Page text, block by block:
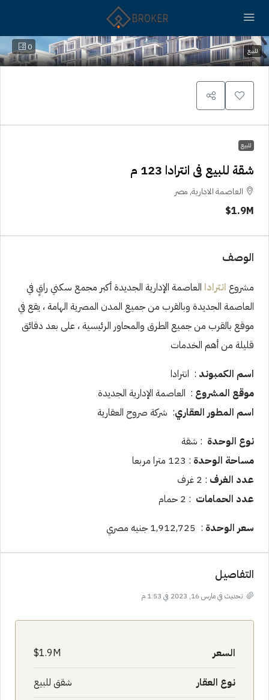
0 للبيع
للبيع
شقة للبيع فى انترادا 123 م
العاصمة الادارية, مصر
1.9M$
الوصف
مشروع انترادا العاصمة الإدارية الجديدة أكبر مجمع سكني راقٍ في
العاصمة الجديدة وبالقرب من جميع المدن المصرية الهامة ، يقع في
موقع بالقرب من جميع الطرق والمحاور الرئيسية ، على بعد دقائق
قليلة من أهم الخدمات
اسم الكمبوند : انترادا
موقع المشروع : العاصمة الإدارية الجديدة
اسم المطور العقاري: شركة صروح العقارية
نوع الوحدة : شقة
مساحة الوحدة : 123 مترا مربعا
عدد الغرف : 2 غرف
عدد الحمامات : 2 حمام
سعر الوحدة : 1,912,725 جنيه مصري
التفاصيل
تحديث في مارس 16, 2023 في 1:53 م
السعر 1.9M$
نوع العقار شقق للبيع